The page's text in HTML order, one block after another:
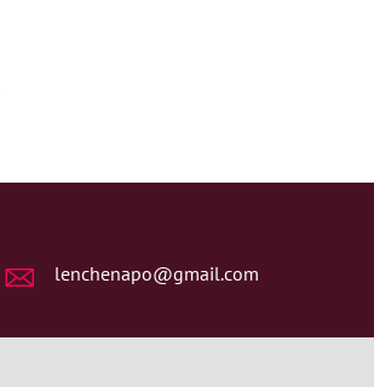
lenchenapo@gmail.com